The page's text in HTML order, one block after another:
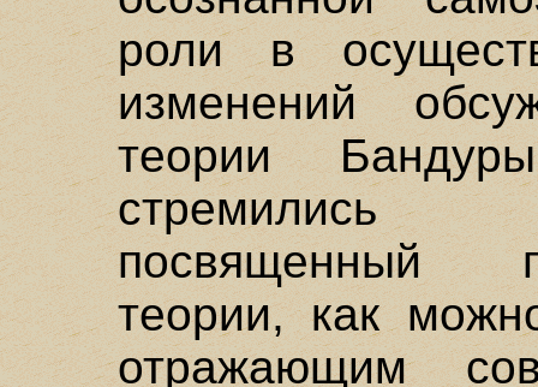
роли в
изменений
теории
стремились
посвященный
теории, как
отражающим